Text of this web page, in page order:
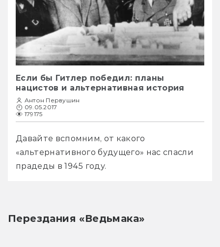
Если бы Гитлер победил: планы
нацистов и альтернативная история
Антон Первушин
09.05.2017
179175
Давайте вспомним, от какого
«альтернативного будущего» нас спасли
прадеды в 1945 году.
Перездания «Ведьмака»